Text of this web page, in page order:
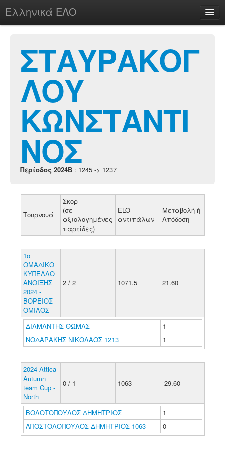
Ελληνικά ΕΛΟ
chesstu.be @ discord
Login
ΣΤΑΥΡΑΚΟΓ
ΛΟΥ
ΚΩΝΣΤΑΝΤΙ
ΝΟΣ
Περίοδος 2024B : 1245 -> 1237
Τουρνουά
Σκορ
(σε
αξιολογημένες
παρτίδες)
ELO
αντιπάλων
Μεταβολή ή
Απόδοση
1o
ΟΜΑΔΙΚΟ
ΚΥΠΕΛΛΟ
ΑΝΟΙΞΗΣ
2024 -
ΒΟΡΕΙΟΣ
ΟΜΙΛΟΣ
2 / 2 1071.5 21.60
ΔΙΑΜΑΝΤΗΣ ΘΩΜΑΣ
1
ΝΟΔΑΡΑΚΗΣ ΝΙΚΟΛΑΟΣ 1213
1
2024 Attica
Autumn
team Cup -
North
0 / 1 1063 -29.60
ΒΟΛΟΤΟΠΟΥΛΟΣ ΔΗΜΗΤΡΙΟΣ
1
ΑΠΟΣΤΟΛΟΠΟΥΛΟΣ ΔΗΜΗΤΡΙΟΣ 1063
0